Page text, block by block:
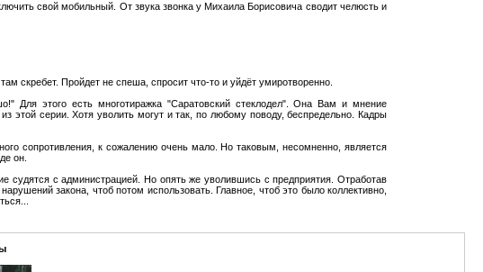
свой мобильный. От звука звонка у Михаила Борисовича сводит челюсть и
скребет. Пройдет не спеша, спросит что-то и уйдёт умиротворенно.
Для этого есть многотиражка "Саратовский стеклодел". Она Вам и мнение
этой серии. Хотя уволить могут и так, по любому поводу, беспредельно. Кадры
сопротивления, к сожалению очень мало. Но таковым, несомненно, является
он.
судятся с администрацией. Но опять же уволившись с предприятия. Отработав
закона, чтоб потом использовать. Главное, чтоб это было коллективно,